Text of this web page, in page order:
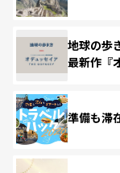
地球の歩
最新作『
準備も滞